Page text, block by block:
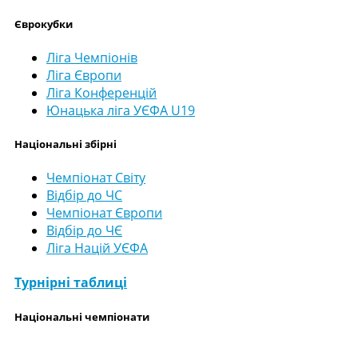
Єврокубки
Ліга Чемпіонів
Ліга Європи
Ліга Конференцій
Юнацька ліга УЄФА U19
Національні збірні
Чемпіонат Світу
Відбір до ЧС
Чемпіонат Європи
Відбір до ЧЄ
Ліга Націй УЄФА
Турнірні таблиці
Національні чемпіонати